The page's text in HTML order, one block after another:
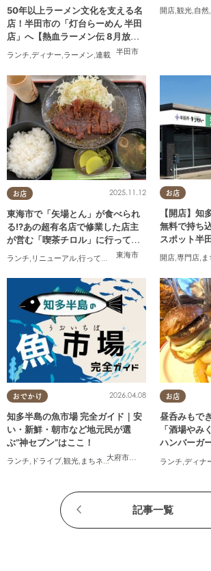
半田市
50年以上ラーメン文化を支える名
店！半田市の「灯台らーめん 半田
店」へ【熱血ラーメン伝 8月放
ランチ,ディナー,ラーメン,連載
開店,観光,自然,
お店
東海市
2025.11.12
東海市で「矢場とん」が食べられ
る!?あの超有名店で修業した店主
が営む「喫茶チロル」に行ってみ
ランチ, リニューアル,行ってみたレポ ,夫婦 おひとりさま
お店
【開店】知
無料で持ち
スポット半
(金)オープン
開店,専門店,
おでかけ
大府市半田市 常滑市, 美浜町,
2026.04.08
知多半島の魚市場 完全ガイド｜安
い・新鮮・朝市など地元民が選
ぶ“神セブン”はここ！
ランチ, ドライブ,観光, まちネタ ,連載 家族 カップル,友人
お店
昼呑みもで
「酒場やみ
ハンバーガ
ランチ,ディナ
記事一覧